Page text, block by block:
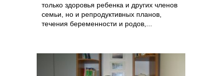
только здоровья ребенка и других членов
семьи, но и репродуктивных планов,
течения беременности и родов,...